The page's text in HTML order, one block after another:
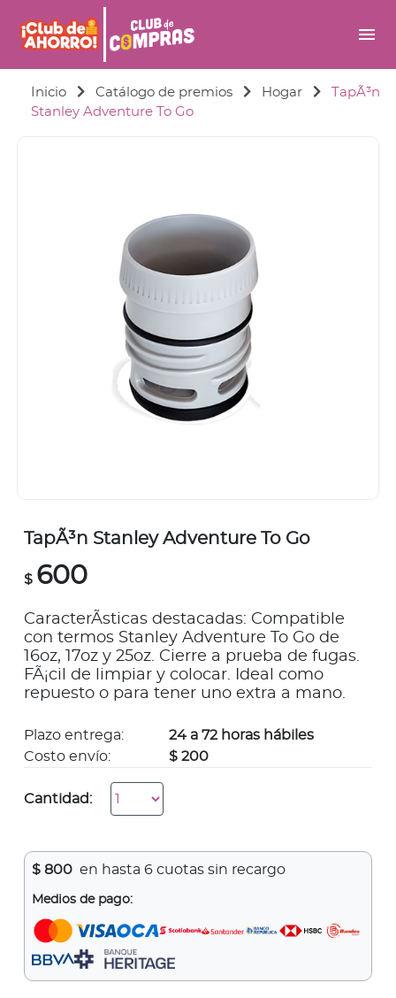
menu
Inicio Catálogo de premios Hogar
TapÃ³n
Stanley Adventure To Go
TapÃ³n Stanley Adventure To Go
$ 600
CaracterÃ­sticas destacadas: Compatible
con termos Stanley Adventure To Go de
16oz, 17oz y 25oz. Cierre a prueba de fugas.
FÃ¡cil de limpiar y colocar. Ideal como
repuesto o para tener uno extra a mano.
Plazo entrega:
24 a 72 horas hábiles
Costo envío:
$ 200
Cantidad:
$ 800 en hasta 6 cuotas sin recargo
Medios de pago: